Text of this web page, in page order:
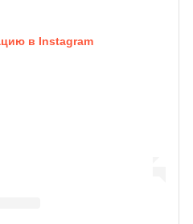
в Instagram